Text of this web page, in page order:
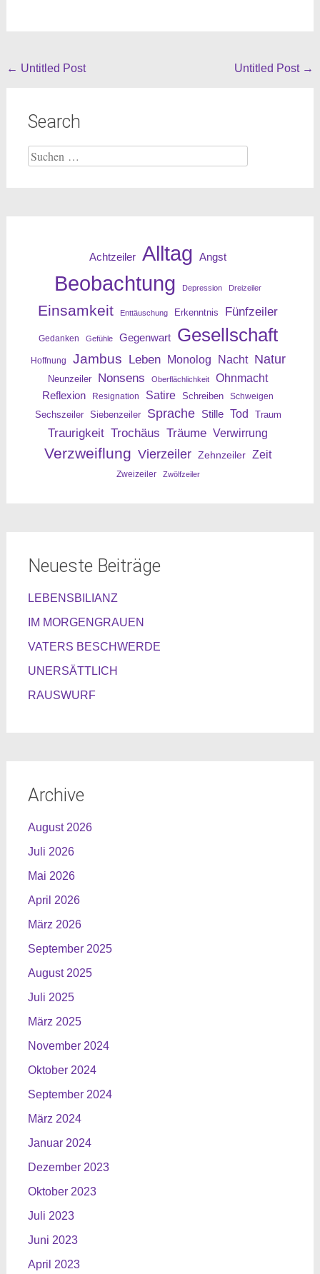
Beitragsnavigation
← Untitled Post Untitled Post →
Search
Suche
nach:
Achtzeiler Alltag Angst
Beobachtung Depression Dreizeiler
Einsamkeit Enttäuschung Erkenntnis Fünfzeiler
Gedanken Gefühle Gegenwart Gesellschaft
Hoffnung Jambus Leben Monolog Nacht Natur
Neunzeiler Nonsens Oberflächlichkeit
Ohnmacht
Reflexion
Resignation Satire Schreiben Schweigen
Sechszeiler Siebenzeiler Sprache Stille Tod Traum
Traurigkeit Trochäus Träume Verwirrung
Verzweiflung Vierzeiler Zehnzeiler Zeit
Zweizeiler Zwölfzeiler
Neueste Beiträge
LEBENSBILIANZ
IM MORGENGRAUEN
VATERS BESCHWERDE
UNERSÄTTLICH
RAUSWURF
Archive
August 2026
Juli 2026
Mai 2026
April 2026
März 2026
September 2025
August 2025
Juli 2025
März 2025
November 2024
Oktober 2024
September 2024
März 2024
Januar 2024
Dezember 2023
Oktober 2023
Juli 2023
Juni 2023
April 2023